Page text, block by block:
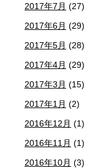
2017年7月 (27)
2017年6月 (29)
2017年5月 (28)
2017年4月 (29)
2017年3月 (15)
2017年1月 (2)
2016年12月 (1)
2016年11月 (1)
2016年10月 (3)